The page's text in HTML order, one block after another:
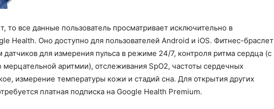
то все данные пользователь просматривает исключительно в
Health. Оно доступно для пользователей Android и iOS. Фитнес-браслет
для измерения пульса в режиме 24/7, контроля ритма сердца (с
аритмии), отслеживания SpO2, частоты сердечных
измерение температуры кожи и стадий сна. Для открытия других
платная подписка на Google Health Premium.